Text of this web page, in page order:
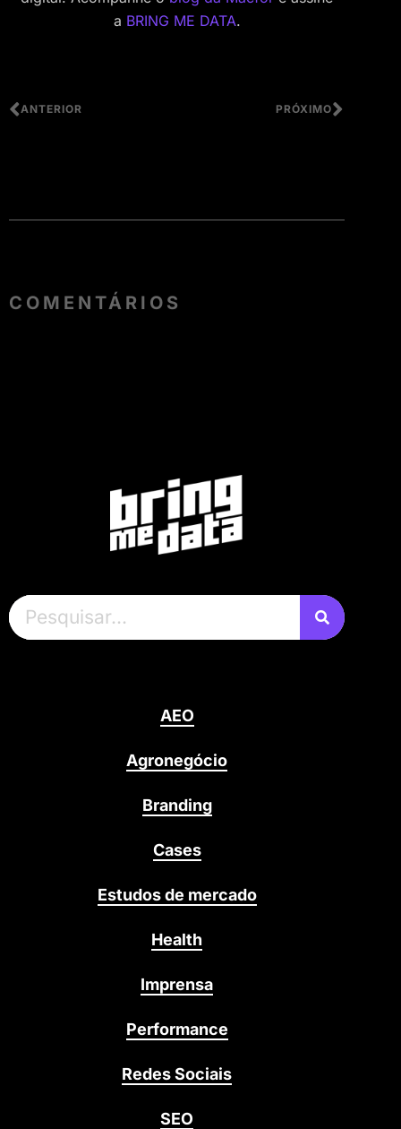
a BRING ME DATA.
ANTERIOR PRÓXIMO
COMENTÁRIOS
AEO
Agronegócio
Branding
Cases
Estudos de mercado
Health
Imprensa
Performance
Redes Sociais
SEO